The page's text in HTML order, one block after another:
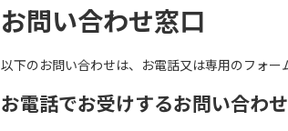
お問い合わせ窓口
以下のお問い合わせは、お電話又は専用のフォー
お電話でお受けするお問い合わせ